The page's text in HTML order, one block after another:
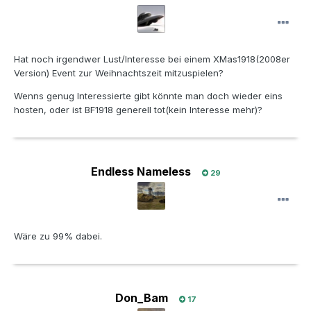
Hat noch irgendwer Lust/Interesse bei einem XMas1918(2008er
Version) Event zur Weihnachtszeit mitzuspielen?
Wenns genug Interessierte gibt könnte man doch wieder eins
hosten, oder ist BF1918 generell tot(kein Interesse mehr)?
Endless Nameless 29
Wäre zu 99% dabei.
Don_Bam 17